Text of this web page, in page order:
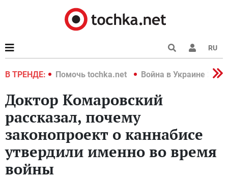
RU
В ТРЕНДЕ:
2022 Помочь tochka.net Война в Украине 2022
Доктор Комаровский
рассказал, почему
законопроект о каннабисе
утвердили именно во время
войны